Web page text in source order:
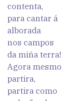
contenta,
para cantar á
alborada
nos campos
da miña terra!
Agora mesmo
partira,
partira como